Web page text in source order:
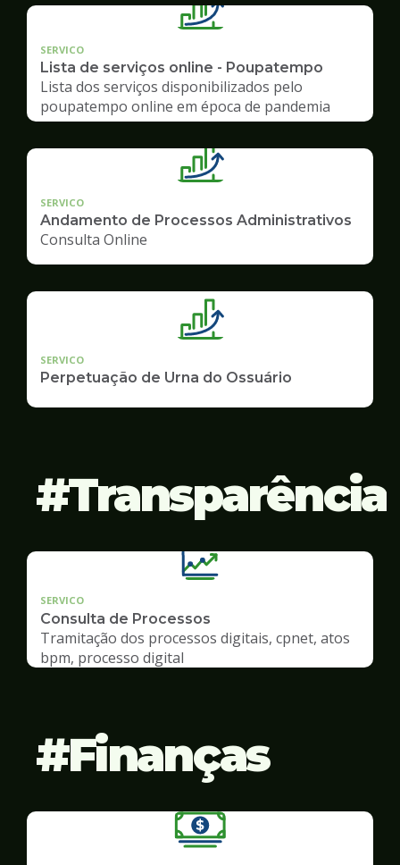
SERVICO
Lista de serviços online - Poupatempo
Lista dos serviços disponibilizados pelo
poupatempo online em época de pandemia
SERVICO
Andamento de Processos Administrativos
Consulta Online
SERVICO
Perpetuação de Urna do Ossuário
Transparência
SERVICO
Consulta de Processos
Tramitação dos processos digitais, cpnet, atos
bpm, processo digital
Finanças